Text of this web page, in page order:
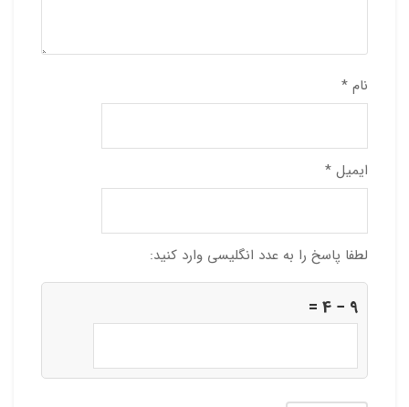
نام *
ایمیل *
لطفا پاسخ را به عدد انگلیسی وارد کنید:
9 − 4 =